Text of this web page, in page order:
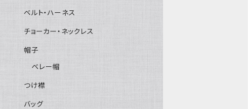
ベルト・ハーネス
チョーカー・ネックレス
帽子
ベレー帽
つけ襟
バッグ